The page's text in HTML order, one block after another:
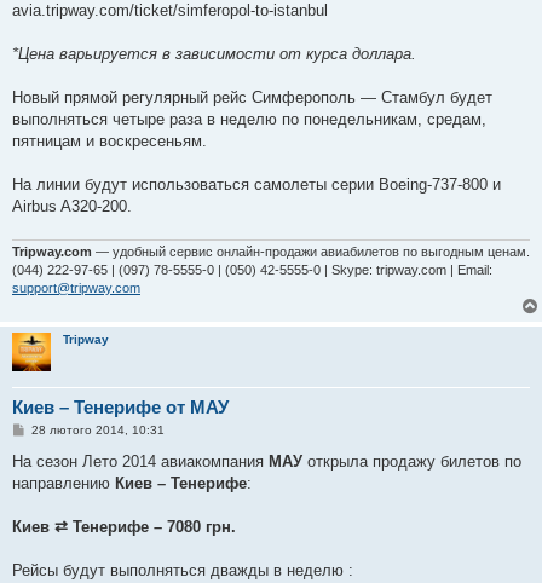
н
avia.tripway.com/ticket/simferopol-to-istanbul
*Цена варьируется в зависимости от курса доллара.
Новый прямой регулярный рейс Симферополь — Стамбул будет
выполняться четыре раза в неделю по понедельникам, средам,
пятницам и воскресеньям.
На линии будут использоваться самолеты серии Boeing-737-800 и
Airbus A320-200.
Tripway.com — удобный сервис онлайн-продажи авиабилетов по выгодным ценам.
(044) 222-97-65 | (097) 78-5555-0 | (050) 42-5555-0 | Skype: tripway.com | Email:
support@tripway.com
Tripway
Киев – Тенерифе от МАУ
П
в
д
л
н
28 лютого 2014, 10:31
На сезон Лето 2014 авиакомпания МАУ открыла продажу билетов по
направлению Киев – Тенерифе:
Киев ⇄ Тенерифе – 7080 грн.
Рейсы будут выполняться дважды в неделю :